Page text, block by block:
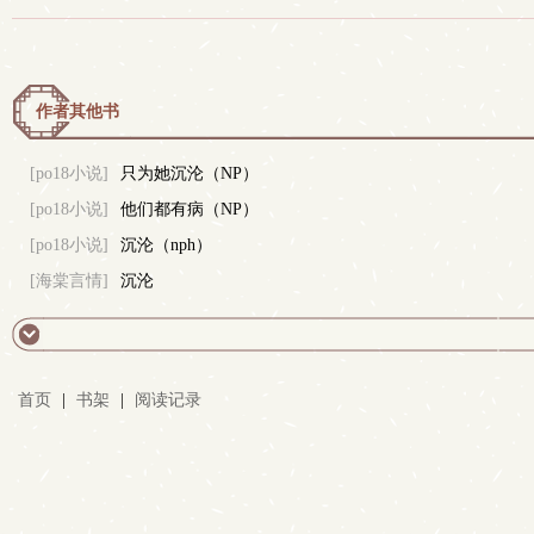
作者其他书
[po18小说]
只为她沉沦（NP）
[po18小说]
他们都有病（NP）
[po18小说]
沉沦（nph）
[海棠言情]
沉沦
首页 书架 阅读记录